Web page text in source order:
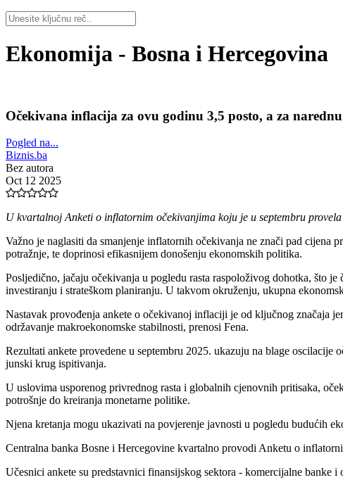
Ekonomija - Bosna i Hercegovina
Očekivana inflacija za ovu godinu 3,5 posto, a za
Pogled na...
Biznis.ba
Bez autora
Oct 12 2025
U kvartalnoj Anketi o inflatornim očekivanjima koju je u septembru
Važno je naglasiti da smanjenje inflatornih očekivanja ne znači pad cijena
potražnje, te doprinosi efikasnijem donošenju ekonomskih politika.
Posljedično, jačaju očekivanja u pogledu rasta raspoloživog dohotka, što
investiranju i strateškom planiranju. U takvom okruženju, ukupna
Nastavak provođenja ankete o očekivanoj inflaciji je od ključnog značaja
održavanje makroekonomske stabilnosti, prenosi Fena.
Rezultati ankete provedene u septembru 2025. ukazuju na blage
junski krug ispitivanja.
U uslovima usporenog privrednog rasta i globalnih cjenovnih pritisaka,
potrošnje do kreiranja monetarne politike.
Njena kretanja mogu ukazivati na povjerenje javnosti u pogledu budućih
Centralna banka Bosne i Hercegovine kvartalno provodi Anketu o
Učesnici ankete su predstavnici finansijskog sektora - komercijalne